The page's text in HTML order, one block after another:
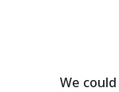
We